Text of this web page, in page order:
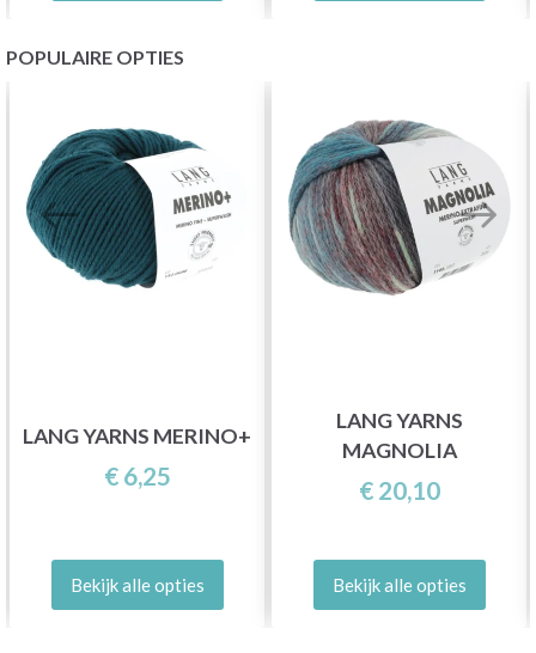
POPULAIRE OPTIES
LANG YARNS MERINO+
€ 6,25
Bekijk alle opties
LANG YARNS
MAGNOLIA
€ 20,10
Bekijk alle opties